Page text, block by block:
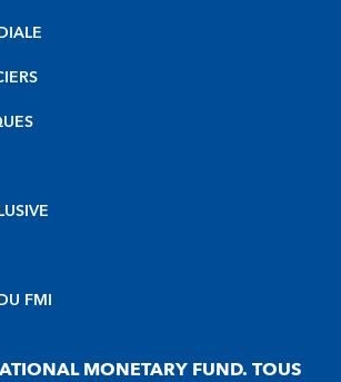
FMI
MONETARY FUND. TOUS